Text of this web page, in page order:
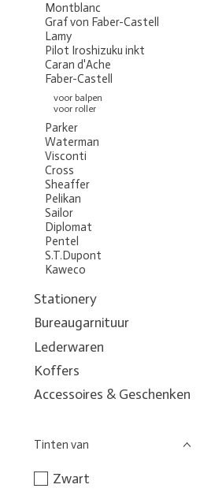
Montblanc
Graf von Faber-Castell
Lamy
Pilot Iroshizuku inkt
Caran d'Ache
Faber-Castell
voor balpen
voor roller
Parker
Waterman
Visconti
Cross
Sheaffer
Pelikan
Sailor
Diplomat
Pentel
S.T.Dupont
Kaweco
Stationery
Bureaugarnituur
Lederwaren
Koffers
Accessoires & Geschenken
Tinten van
Zwart